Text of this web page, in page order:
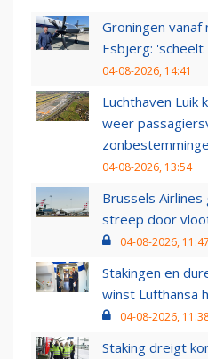
Groningen
Esbjerg:
04-08-2026, 14:41
Luchthaven Luik
weer
04-08-2026, 13:54
Brussels
streep door
04-08-2026, 11:47
Stakingen en
winst Lufthansa
04-08-2026,
Staking dreigt